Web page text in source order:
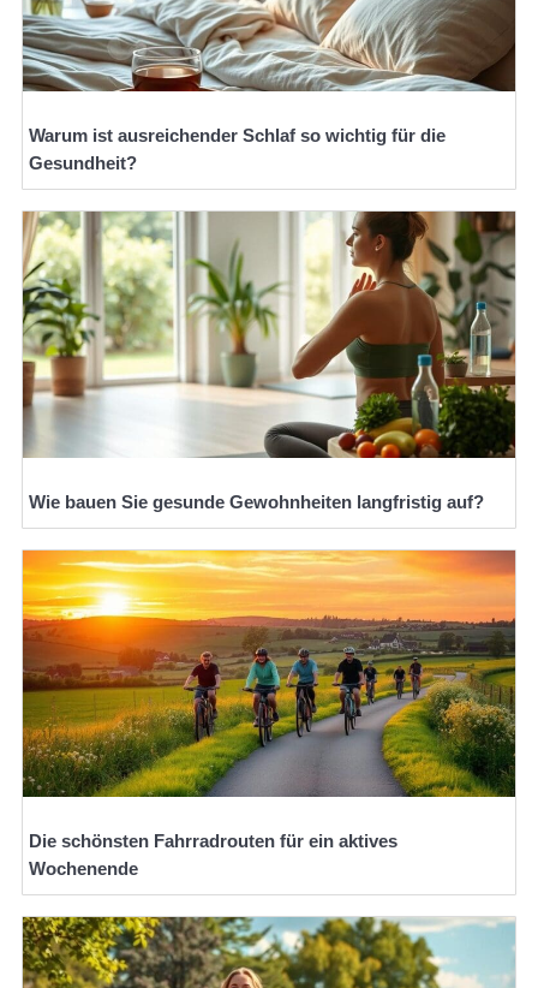
Warum ist ausreichender Schlaf so wichtig für die
Gesundheit?
Wie bauen Sie gesunde Gewohnheiten langfristig auf?
Die schönsten Fahrradrouten für ein aktives
Wochenende